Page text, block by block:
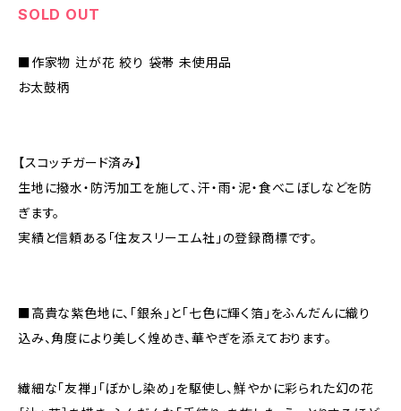
SOLD OUT
■作家物 辻が花 絞り 袋帯 未使用品
お太鼓柄
【スコッチガード済み】
生地に撥水・防汚加工を施して、汗・雨・泥・食べこぼしなどを防
ぎます。
実績と信頼ある「住友スリーエム社」の登録商標です。
■高貴な紫色地に、「銀糸」と「七色に輝く箔」をふんだんに織り
込み、角度により美しく煌めき、華やぎを添えております。
繊細な「友禅」「ぼかし染め」を駆使し、鮮やかに彩られた幻の花